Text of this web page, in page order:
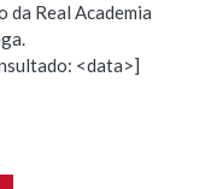
da Real Academia
<data>]